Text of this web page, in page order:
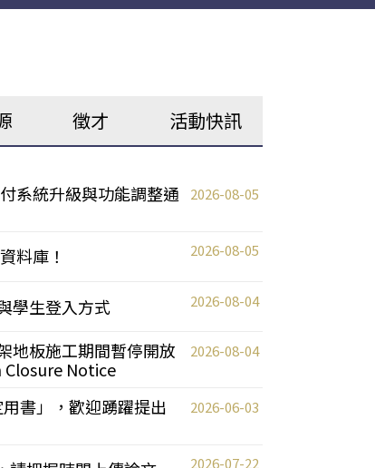
徵才 活動快訊
系統升級與功能調整通
2026-08-05
料庫！ 2026-08-05
學生登入方式 2026-08-04
地板施工期間暫停開放
Closure Notice
2026-08-04
書」，歡迎踴躍提出
2026-06-03
2026-07-22